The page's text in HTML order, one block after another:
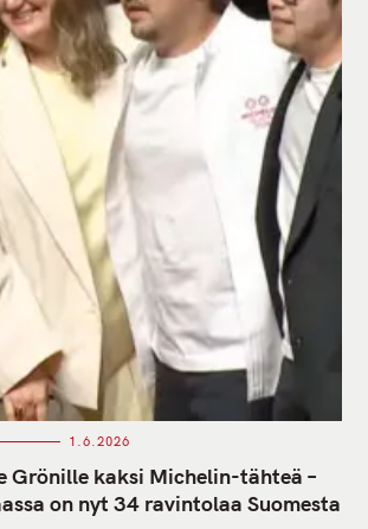
1.6.2026
Grönille kaksi Michelin-tähteä –
on nyt 34 ravintolaa Suomesta